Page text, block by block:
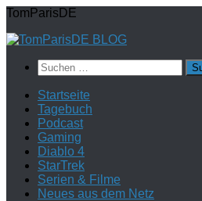
Zum
springen
TomParisDE
Suchen
nach:
Startseite
Tagebuch
Podcast
Gaming
Diablo 4
StarTrek
Serien & Filme
Neues aus dem Netz